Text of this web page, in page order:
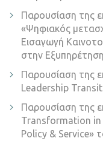
Παρουσίαση της
«Ψηφιακός
Εισαγωγή
στην
Παρουσίαση της
Leadership
Παρουσίαση της
Transformation in
Policy & Service»